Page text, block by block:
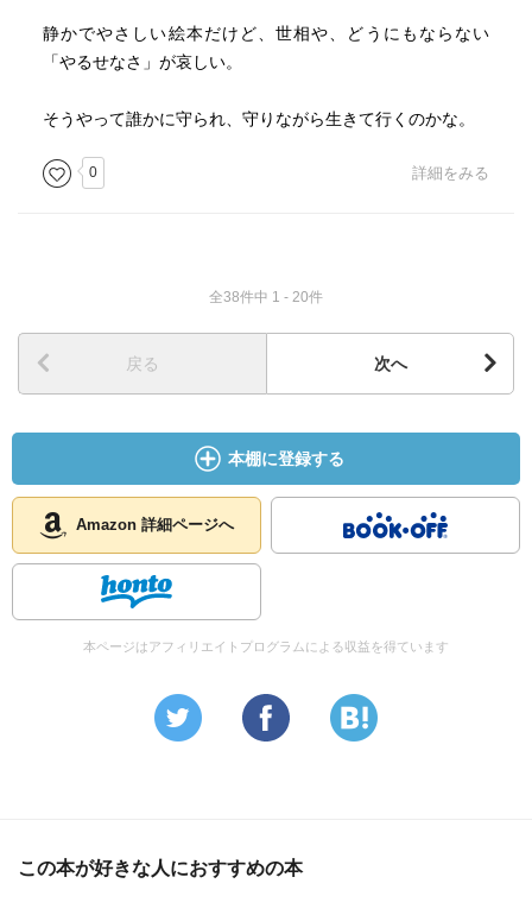
静かでやさしい絵本だけど、世相や、どうにもならない
「やるせなさ」が哀しい。
そうやって誰かに守られ、守りながら生きて行くのかな。
0 詳細をみる
全38件中 1 - 20件
戻る 次へ
本棚に登録する
Amazon 詳細ページへ
本ページはアフィリエイトプログラムによる収益を得ています
この本が好きな人におすすめの本